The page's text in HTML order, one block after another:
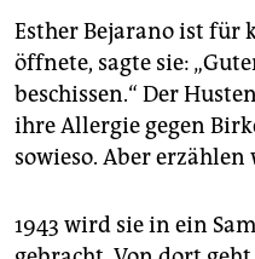
Esther Bejarano ist für
öffnete, sagte sie:
beschissen.“ Der
ihre Allergie gegen
sowieso. Aber
1943 wird sie in ein